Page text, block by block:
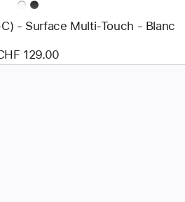
- Surface Multi‑Touch - Blanc
129.00